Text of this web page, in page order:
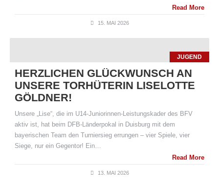
Read More
15. MAI 2026
JUGEND
HERZLICHEN GLÜCKWUNSCH AN
UNSERE TORHÜTERIN LISELOTTE
GÖLDNER!
Unsere „Lise“, die im U14-Juniorinnen-Leistungskader des BFV
aktiv ist, hat beim DFB-Länderpokal in Duisburg mit dem
bayerischen Team den Turniersieg errungen – vier Spiele, vier
Siege, nur ein Gegentor! Ein…
Read More
13. MAI 2026